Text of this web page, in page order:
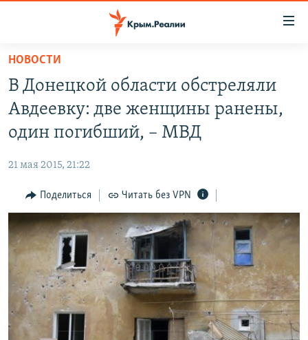
Вернуться
основному
содержанию
главной
Вернутся
поиску
СПЕЦПРОЕКТЫ
11 ЛЕТ ОККУПАЦИИ КРЫМА. 11 ИСТОРИЙ СОПРОТИВЛЕНИЯ
ЕЩЕ
ИНТЕРАКТИВ
ИНФОГРАФИКА
ТЕЛЕПРОЕКТ КРЫМ.РЕАЛИИ
СОВЕТЫ ПРАВОЗАЩИТНИКОВ
ПРОПАВШИЕ БЕЗ ВЕСТИ
ПОБЕДИТЕЛЕЙ НЕ СУДЯТ?
РАДІО СВОБОДА
КАК ОБОЙТИ БЛОКИРОВКУ
Українською
Qırımtatar
ПРИСОЕДИНЯЙТЕСЬ!
НОВОСТИ
В Донецкой области обстреляли
Авдеевку: две женщины ранены,
один погибший, – МВД
21 мая 2015, 21:22
Поделиться Читать без VPN